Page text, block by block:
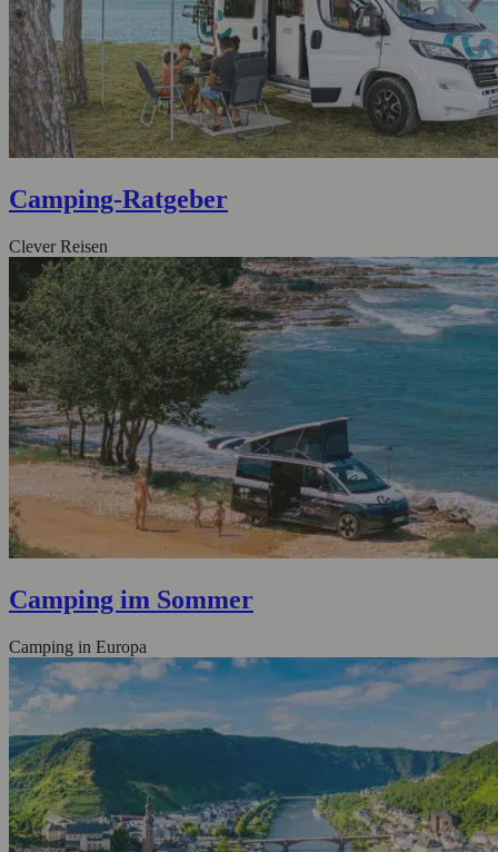
Camping-Ratgeber
Clever Reisen
Camping im Sommer
Camping in Europa